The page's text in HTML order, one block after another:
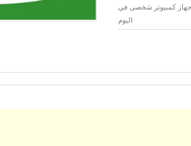
10،00 جهاز كمبيوتر شخصى في
اليوم